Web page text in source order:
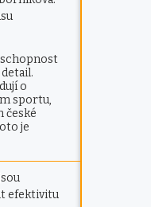
o
sportu,
české
je
efektivitu